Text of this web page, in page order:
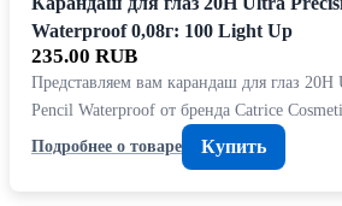
Waterproof 0,08г: 100 Light Up
235.00 RUB
Представляем вам карандаш для глаз
Pencil Waterproof от бренда Catrice
Подробнее о товаре
Купить